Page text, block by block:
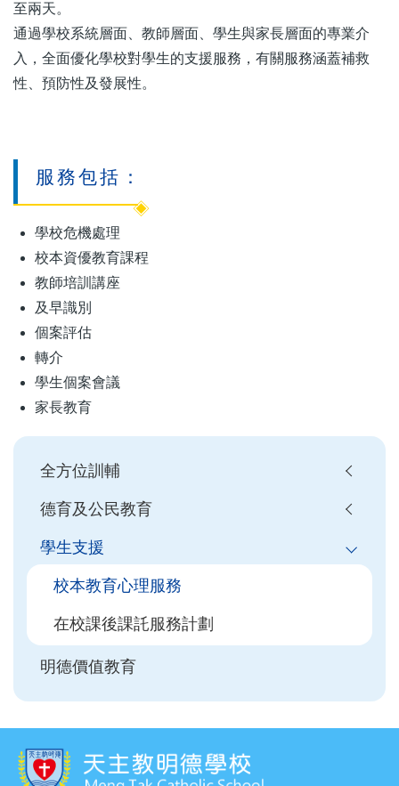
至兩天。
通過學校系統層面、教師層面、學生與家長層面的專業介
入，全面優化學校對學生的支援服務，有關服務涵蓋補救
性、預防性及發展性。
服務包括：
學校危機處理
校本資優教育課程
教師培訓講座
及早識別
個案評估
轉介
學生個案會議
家長教育
Main
navigation
全方位訓輔
德育及公民教育
學生支援
校本教育心理服務
在校課後課託服務計劃
明德價值教育